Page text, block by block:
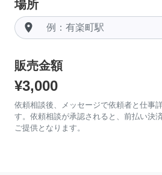
場所
room
販売金額
¥3,000
依頼相談後、メッセージで依頼者と仕事
す。依頼相談が承認されると、前払い決
ご提供となります。